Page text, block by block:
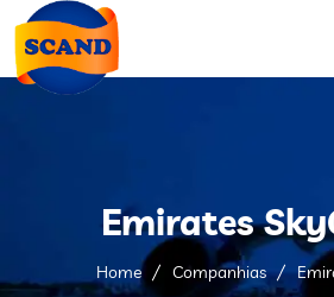
Serviços
Companhias
Emirates
Home Companhias